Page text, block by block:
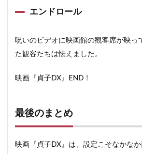
エンドロール
呪いのビデオに映画館の観客席が映っ
た観客たちは怯えました。
映画『貞子DX』END！
最後のまとめ
映画『貞子DX』は、設定こそなかな